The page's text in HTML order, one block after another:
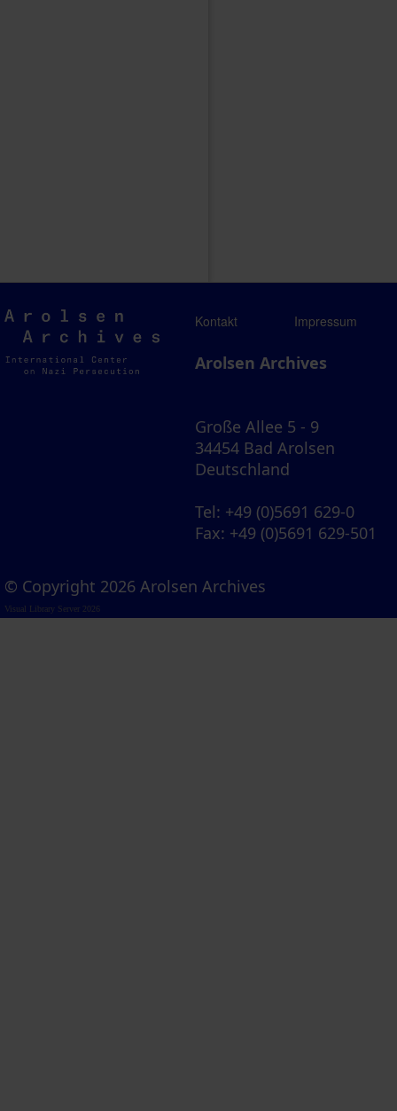
Arolsen
Archives
Kontakt Impressum
Arolsen Archives
Große Allee 5 - 9
34454 Bad Arolsen
Deutschland
Tel: +49 (0)5691 629-0
Fax: +49 (0)5691 629-501
© Copyright 2026 Arolsen Archives
Visual Library Server 2026